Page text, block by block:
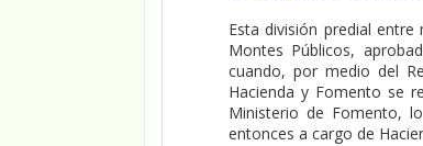
Esta división predial
Montes Públicos,
cuando, por medio del
Hacienda y Fomento se
Ministerio de Fomento,
entonces a cargo de